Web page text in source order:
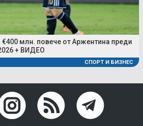
€400 млн. повече от Аржентина преди
+ ВИДЕО
СПОРТ И БИЗНЕС